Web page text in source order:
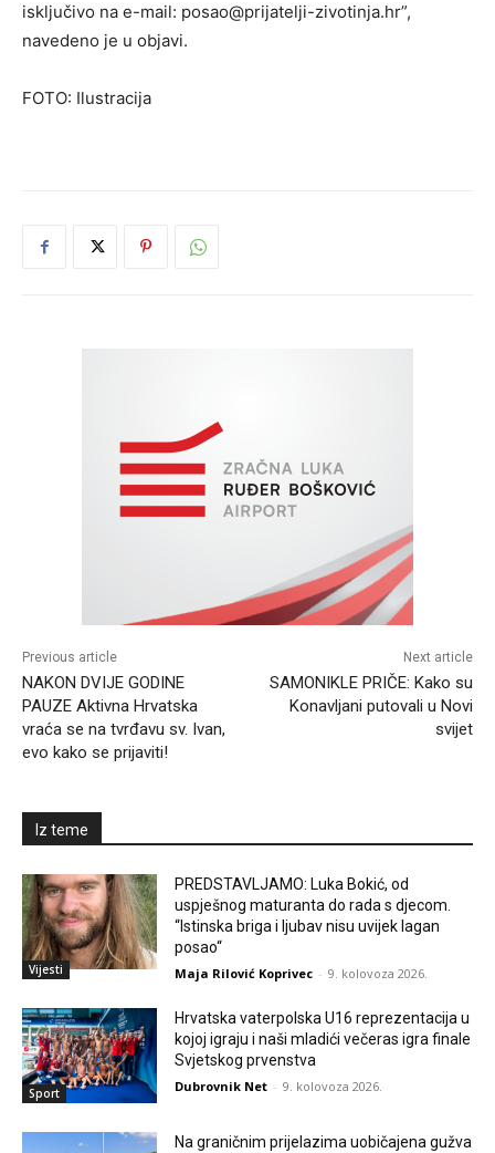
isključivo na e-mail: posao@prijatelji-zivotinja.hr”,
navedeno je u objavi.
FOTO: Ilustracija
Previous article
NAKON DVIJE GODINE
PAUZE Aktivna Hrvatska
vraća se na tvrđavu sv. Ivan,
evo kako se prijaviti!
Next article
SAMONIKLE PRIČE: Kako su
Konavljani putovali u Novi
svijet
Iz teme
Vijesti
PREDSTAVLJAMO: Luka Bokić, od
uspješnog maturanta do rada s djecom.
“Istinska briga i ljubav nisu uvijek lagan
posao“
Maja Rilović Koprivec - 9. kolovoza 2026.
Sport
Hrvatska vaterpolska U16 reprezentacija u
kojoj igraju i naši mladići večeras igra finale
Svjetskog prvenstva
Dubrovnik Net - 9. kolovoza 2026.
Na graničnim prijelazima uobičajena gužva